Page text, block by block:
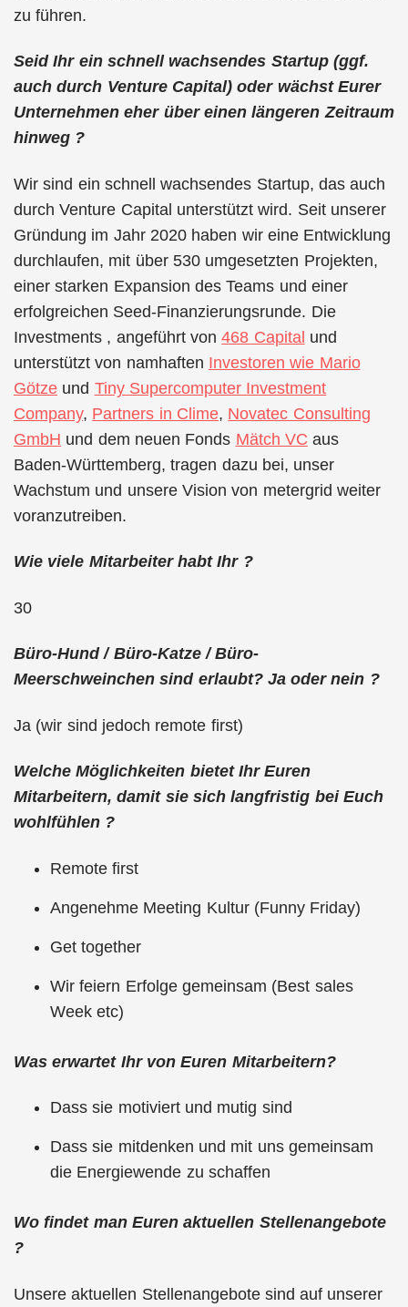
zu führen.
Seid Ihr ein schnell wachsendes Startup (ggf.
auch durch Venture Capital) oder wächst Eurer
Unternehmen eher über einen längeren Zeitraum
hinweg ?
Wir sind ein schnell wachsendes Startup, das auch
durch Venture Capital unterstützt wird. Seit unserer
Gründung im Jahr 2020 haben wir eine Entwicklung
durchlaufen, mit über 530 umgesetzten Projekten,
einer starken Expansion des Teams und einer
erfolgreichen Seed-Finanzierungsrunde. Die
Investments , angeführt von468 Capital und
unterstützt von namhaften Investoren wie Mario
Götze und Tiny Supercomputer Investment
Company, Partners in Clime, Novatec Consulting
GmbH und dem neuen Fonds Mätch VC aus
Baden-Württemberg, tragen dazu bei, unser
Wachstum und unsere Vision von metergrid weiter
voranzutreiben.
Wie viele Mitarbeiter habt Ihr ?
30
Büro-Hund / Büro-Katze / Büro-
Meerschweinchen sind erlaubt? Ja oder nein ?
Ja (wir sind jedoch remote first)
Welche Möglichkeiten bietet Ihr Euren
Mitarbeitern, damit sie sich langfristig bei Euch
wohlfühlen ?
Remote first
Angenehme Meeting Kultur (Funny Friday)
Get together
Wir feiern Erfolge gemeinsam (Best sales
Week etc)
Was erwartet Ihr von Euren Mitarbeitern?
Dass sie motiviert und mutig sind
Dass sie mitdenken und mit uns gemeinsam
die Energiewende zu schaffen
Wo findet man Euren aktuellen Stellenangebote
?
Unsere aktuellen Stellenangebote sind auf unserer